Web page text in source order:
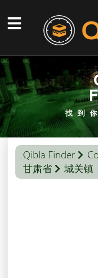
找到
Qibla Finder
甘肃省
城关镇